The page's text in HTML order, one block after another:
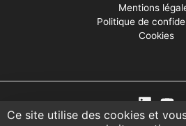
Ce site utilise des cookies et
Mentions
Politique de
Cookies